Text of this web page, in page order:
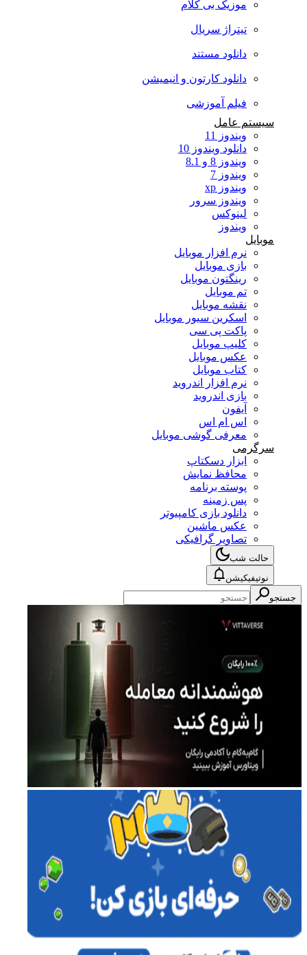
موزیک بی کلام
تیتراژ سریال
دانلود مستند
دانلود کارتون و انیمیشن
فیلم آموزشی
سیستم عامل
ویندوز 11
دانلود ویندوز 10
ویندوز 8 و 8.1
ویندوز 7
ویندوز xp
ویندوز سرور
لینوکس
ویندوز
موبایل
نرم افزار موبایل
بازی موبایل
رینگتون موبایل
تم موبایل
نقشه موبایل
اسکرین سیور موبایل
پاکت پی سی
کلیپ موبایل
عکس موبایل
کتاب موبایل
نرم افزار اندروید
بازی اندروید
آیفون
اس ام اس
معرفی گوشی موبایل
سرگرمی
ابزار دسکتاپ
محافظ نمایش
پوسته برنامه
پس زمینه
دانلود بازی کامپیوتر
عکس ماشین
تصاویر گرافیکی
حالت شب
نوتیفیکیشن
جستجو